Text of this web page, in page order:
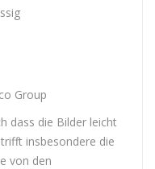
Group
dass die Bilder leicht
insbesondere die
von den